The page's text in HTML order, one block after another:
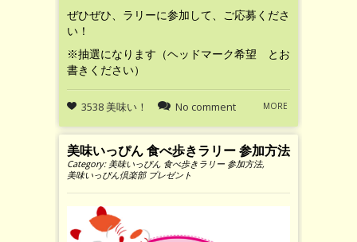
ぜひぜひ、ラリーに参加して、ご応募くださ
い！
※抽選になります（ヘッドマーク希望 とお
書きください）
3538 美味い！ No comment MORE
美味いっぴん 食べ歩きラリー 参加方法
Category: 美味いっぴん 食べ歩きラリー 参加方法,
美味いっぴん倶楽部 プレゼント